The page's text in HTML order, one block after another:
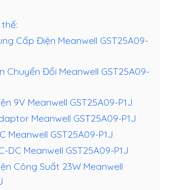
Cấp Điện Meanwell GST25A09-
Chuyển Đổi Meanwell GST25A09-
9V Meanwell GST25A09-P1J
Meanwell GST25A09-P1J
Meanwell GST25A09-P1J
DC Meanwell GST25A09-P1J
Công Suất 23W Meanwell